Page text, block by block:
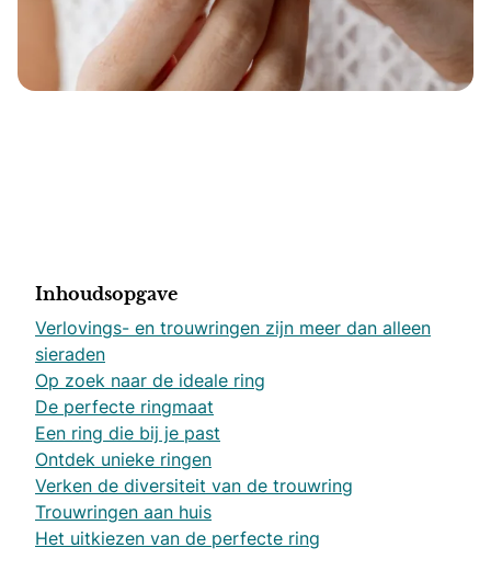
Inhoudsopgave
Verlovings- en trouwringen zijn meer dan alleen
sieraden
Op zoek naar de ideale ring
De perfecte ringmaat
Een ring die bij je past
Ontdek unieke ringen
Verken de diversiteit van de trouwring
Trouwringen aan huis
Het uitkiezen van de perfecte ring